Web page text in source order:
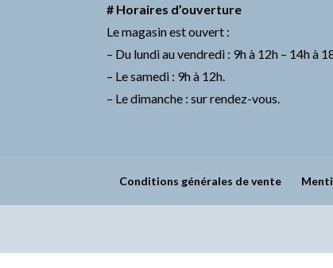
# Horaires d’ouverture
Le magasin est ouvert :
– Du lundi au vendredi : 9h à 12h – 14h à
– Le samedi : 9h à 12h.
– Le dimanche : sur rendez-vous.
Conditions générales de vente